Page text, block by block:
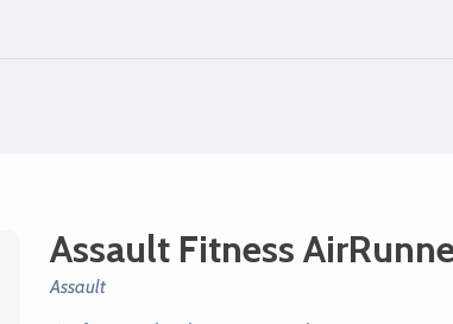
Assault Fitness
Assault